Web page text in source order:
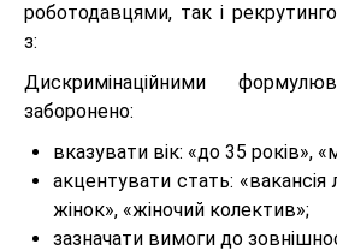
роботодавцями, так і
з:
Дискримінаційними
заборонено:
вказувати вік: «до 35 років»,
акцентувати стать: «вакансія
жінок», «жіночий колектив»;
зазначати вимоги до